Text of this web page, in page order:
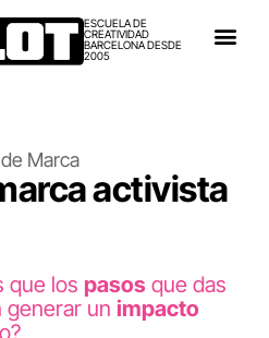
ESCUELA DE
CREATIVIDAD
BARCELONA DESDE
2005
Marca
activista
que los pasos que das
generar un impacto